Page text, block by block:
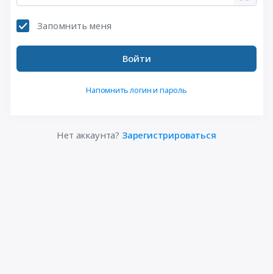
Запомнить меня
Войти
Напомнить логин и пароль
Нет аккаунта? Зарегистрироваться